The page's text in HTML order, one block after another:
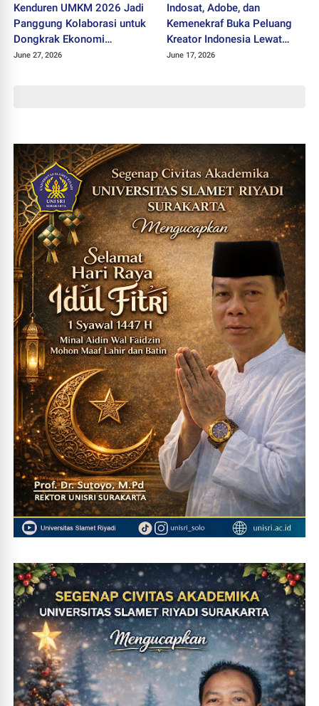
Kenduren UMKM 2026 Jadi
Panggung Kolaborasi untuk
Dongkrak Ekonomi
Kerakyatan
June 27, 2026
Indosat, Adobe, dan
Kemenekraf Buka Peluang
Kreator Indonesia Lewat
Teknologi AI
June 17, 2026